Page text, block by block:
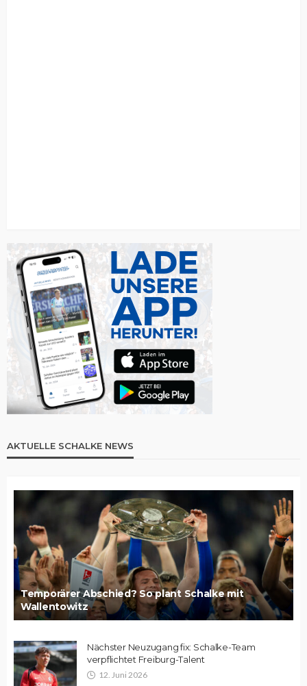
AKTUELLE SCHALKE NEWS
Temporärer Abschied? So plant Schalke mit
Wallentowitz
Nächster Neuzugang fix: Schalke-Team
verpflichtet Freiburg-Talent
12. Juni 2026